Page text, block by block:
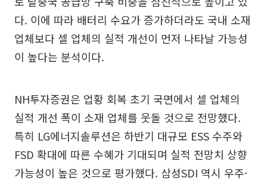
다. 이에 따라 배터리 수요가 증가하더라도 국내 소재
업체보다 셀 업체의 실적 개선이 먼저 나타날 가능성
이 높다는 분석이다.
NH투자증권은 업황 회복 초기 국면에서 셀 업체의
실적 개선 폭이 소재 업체를 웃돌 것으로 전망했다.
특히 LG에너지솔루션은 하반기 대규모 ESS 수주와
FSD 확대에 따른 수혜가 기대되며 실적 전망치 상향
가능성이 높은 것으로 평가했다. 삼성SDI 역시 우주·